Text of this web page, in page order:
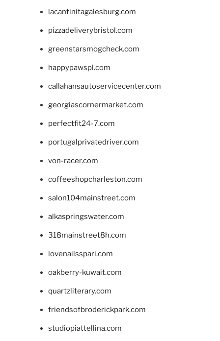
lacantinitagalesburg.com
pizzadeliverybristol.com
greenstarsmogcheck.com
happypawspl.com
callahansautoservicecenter.com
georgiascornermarket.com
perfectfit24-7.com
portugalprivatedriver.com
von-racer.com
coffeeshopcharleston.com
salon104mainstreet.com
alkaspringswater.com
318mainstreet8h.com
lovenailsspari.com
oakberry-kuwait.com
quartzliterary.com
friendsofbroderickpark.com
studiopiattellina.com